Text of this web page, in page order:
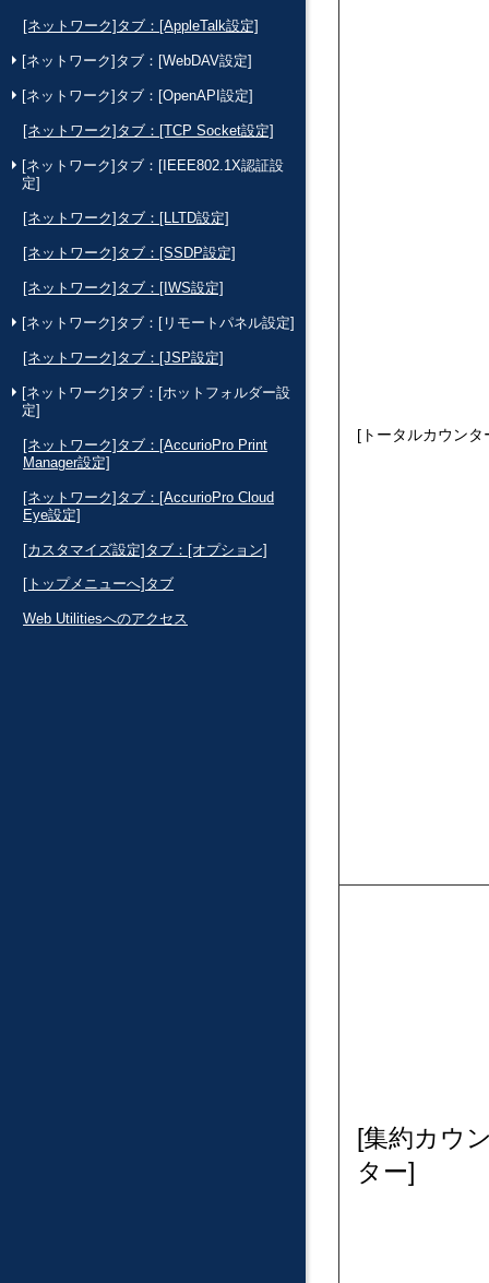
[ネットワーク]タブ：[AppleTalk設定]
[ネットワーク]タブ：[WebDAV設定]
[ネットワーク]タブ：[OpenAPI設定]
[ネットワーク]タブ：[TCP Socket設定]
[ネットワーク]タブ：[IEEE802.1X認証設
定]
[ネットワーク]タブ：[LLTD設定]
[ネットワーク]タブ：[SSDP設定]
[ネットワーク]タブ：[IWS設定]
[ネットワーク]タブ：[リモートパネル設定]
[ネットワーク]タブ：[JSP設定]
[ネットワーク]タブ：[ホットフォルダー設
定]
[ネットワーク]タブ：[AccurioPro Print
Manager設定]
[ネットワーク]タブ：[AccurioPro Cloud
Eye設定]
[カスタマイズ設定]タブ：[オプション]
[トップメニューへ]タブ
Web Utilitiesへのアクセス
トータルカウンタ
集約カウ
ター